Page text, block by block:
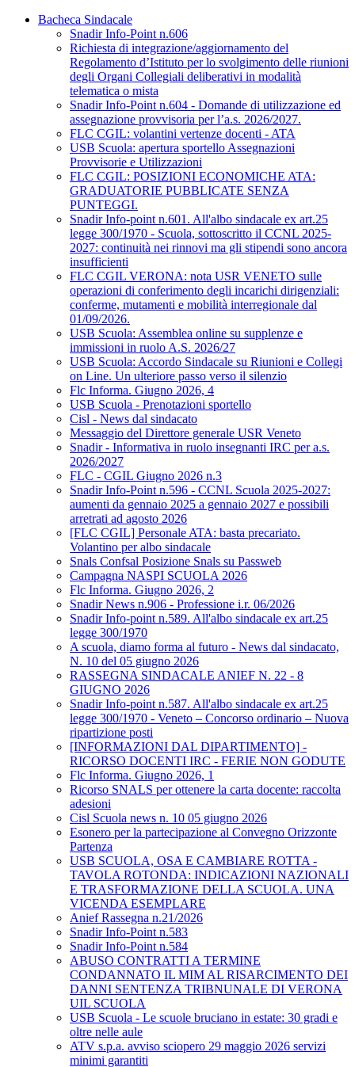
Bacheca Sindacale
Snadir Info-Point n.606
Richiesta di integrazione/aggiornamento del
Regolamento d’Istituto per lo svolgimento delle riunioni
degli Organi Collegiali deliberativi in modalità
telematica o mista
Snadir Info-Point n.604 - Domande di utilizzazione ed
assegnazione provvisoria per l’a.s. 2026/2027.
FLC CGIL: volantini vertenze docenti - ATA
USB Scuola: apertura sportello Assegnazioni
Provvisorie e Utilizzazioni
FLC CGIL: POSIZIONI ECONOMICHE ATA:
GRADUATORIE PUBBLICATE SENZA
PUNTEGGI.
Snadir Info-point n.601. All'albo sindacale ex art.25
legge 300/1970 - Scuola, sottoscritto il CCNL 2025-
2027: continuità nei rinnovi ma gli stipendi sono ancora
insufficienti
FLC CGIL VERONA: nota USR VENETO sulle
operazioni di conferimento degli incarichi dirigenziali:
conferme, mutamenti e mobilità interregionale dal
01/09/2026.
USB Scuola: Assemblea online su supplenze e
immissioni in ruolo A.S. 2026/27
USB Scuola: Accordo Sindacale su Riunioni e Collegi
on Line. Un ulteriore passo verso il silenzio
Flc Informa. Giugno 2026, 4
USB Scuola - Prenotazioni sportello
Cisl - News dal sindacato
Messaggio del Direttore generale USR Veneto
Snadir - Informativa in ruolo insegnanti IRC per a.s.
2026/2027
FLC - CGIL Giugno 2026 n.3
Snadir Info-Point n.596 - CCNL Scuola 2025-2027:
aumenti da gennaio 2025 a gennaio 2027 e possibili
arretrati ad agosto 2026
[FLC CGIL] Personale ATA: basta precariato.
Volantino per albo sindacale
Snals Confsal Posizione Snals su Passweb
Campagna NASPI SCUOLA 2026
Flc Informa. Giugno 2026, 2
Snadir News n.906 - Professione i.r. 06/2026
Snadir Info-point n.589. All'albo sindacale ex art.25
legge 300/1970
A scuola, diamo forma al futuro - News dal sindacato,
N. 10 del 05 giugno 2026
RASSEGNA SINDACALE ANIEF N. 22 - 8
GIUGNO 2026
Snadir Info-point n.587. All'albo sindacale ex art.25
legge 300/1970 - Veneto – Concorso ordinario – Nuova
ripartizione posti
[INFORMAZIONI DAL DIPARTIMENTO] -
RICORSO DOCENTI IRC - FERIE NON GODUTE
Flc Informa. Giugno 2026, 1
Ricorso SNALS per ottenere la carta docente: raccolta
adesioni
Cisl Scuola news n. 10 05 giugno 2026
Esonero per la partecipazione al Convegno Orizzonte
Partenza
USB SCUOLA, OSA E CAMBIARE ROTTA -
TAVOLA ROTONDA: INDICAZIONI NAZIONALI
E TRASFORMAZIONE DELLA SCUOLA. UNA
VICENDA ESEMPLARE
Anief Rassegna n.21/2026
Snadir Info-Point n.583
Snadir Info-Point n.584
ABUSO CONTRATTI A TERMINE
CONDANNATO IL MIM AL RISARCIMENTO DEI
DANNI SENTENZA TRIBNUNALE DI VERONA
UIL SCUOLA
USB Scuola - Le scuole bruciano in estate: 30 gradi e
oltre nelle aule
ATV s.p.a. avviso sciopero 29 maggio 2026 servizi
minimi garantiti